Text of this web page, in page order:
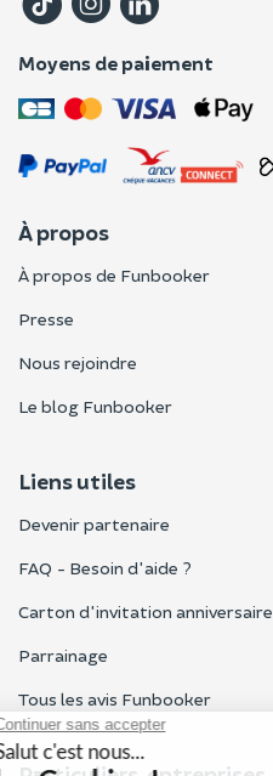
Moyens de paiement
À propos
À propos de Funbooker
Presse
Nous rejoindre
Le blog Funbooker
Liens utiles
Devenir partenaire
FAQ - Besoin d'aide ?
Carton d'invitation anniversaire
Parrainage
Tous les avis Funbooker